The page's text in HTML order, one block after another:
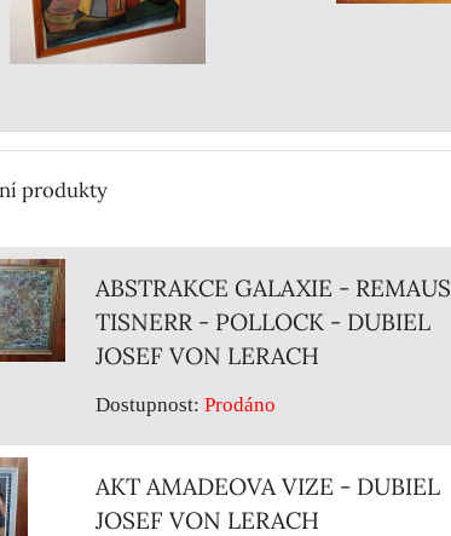
produkty
ABSTRAKCE GALAXIE - REMAUS
TISNERR - POLLOCK - DUBIEL
JOSEF VON LERACH
Dostupnost: Prodáno
AKT AMADEOVA VIZE - DUBIEL
JOSEF VON LERACH